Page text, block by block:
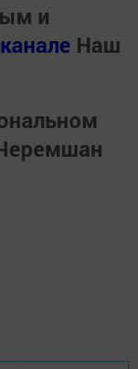
и
Наш